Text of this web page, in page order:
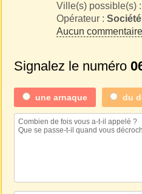
Ville(s) possible(s) :
Opérateur :
Aucun commentaire
Signalez le numéro
une arnaque du